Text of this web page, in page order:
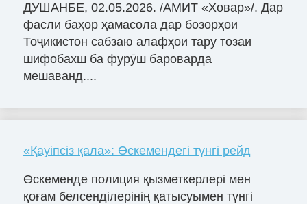
ДУШАНБЕ, 02.05.2026. /АМИТ «Ховар»/. Дар
фасли баҳор ҳамасола дар бозорҳои
Тоҷикистон сабзаю алафҳои тару тозаи
шифобахш ба фурӯш бароварда
мешаванд....
«Қауіпсіз қала»: Өскемендегі түнгі рейд
Өскеменде полиция қызметкерлері мен
қоғам белсенділерінің қатысуымен түнгі